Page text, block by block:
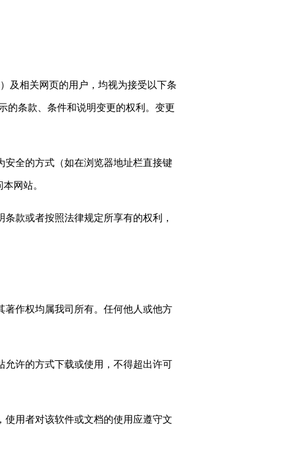
及相关网页的用户，均视为接受以下条
的条款、条件和说明变更的权利。变更
安全的方式（如在浏览器地址栏直接键
网站。
款或者按照法律规定所享有的权利，
著作权均属我司 所有。任何他人或他方
许的方式下载或使用，不得超出许可
用者对该软件或文档的使用应遵守文